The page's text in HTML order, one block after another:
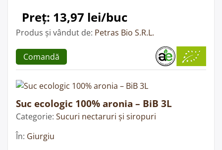
Preț: 13,97 lei/buc
Produs și vândut de: Petras Bio S.R.L.
Comandă
Suc ecologic 100% aronia – BiB 3L
Categorie: Sucuri nectaruri și siropuri
În: Giurgiu